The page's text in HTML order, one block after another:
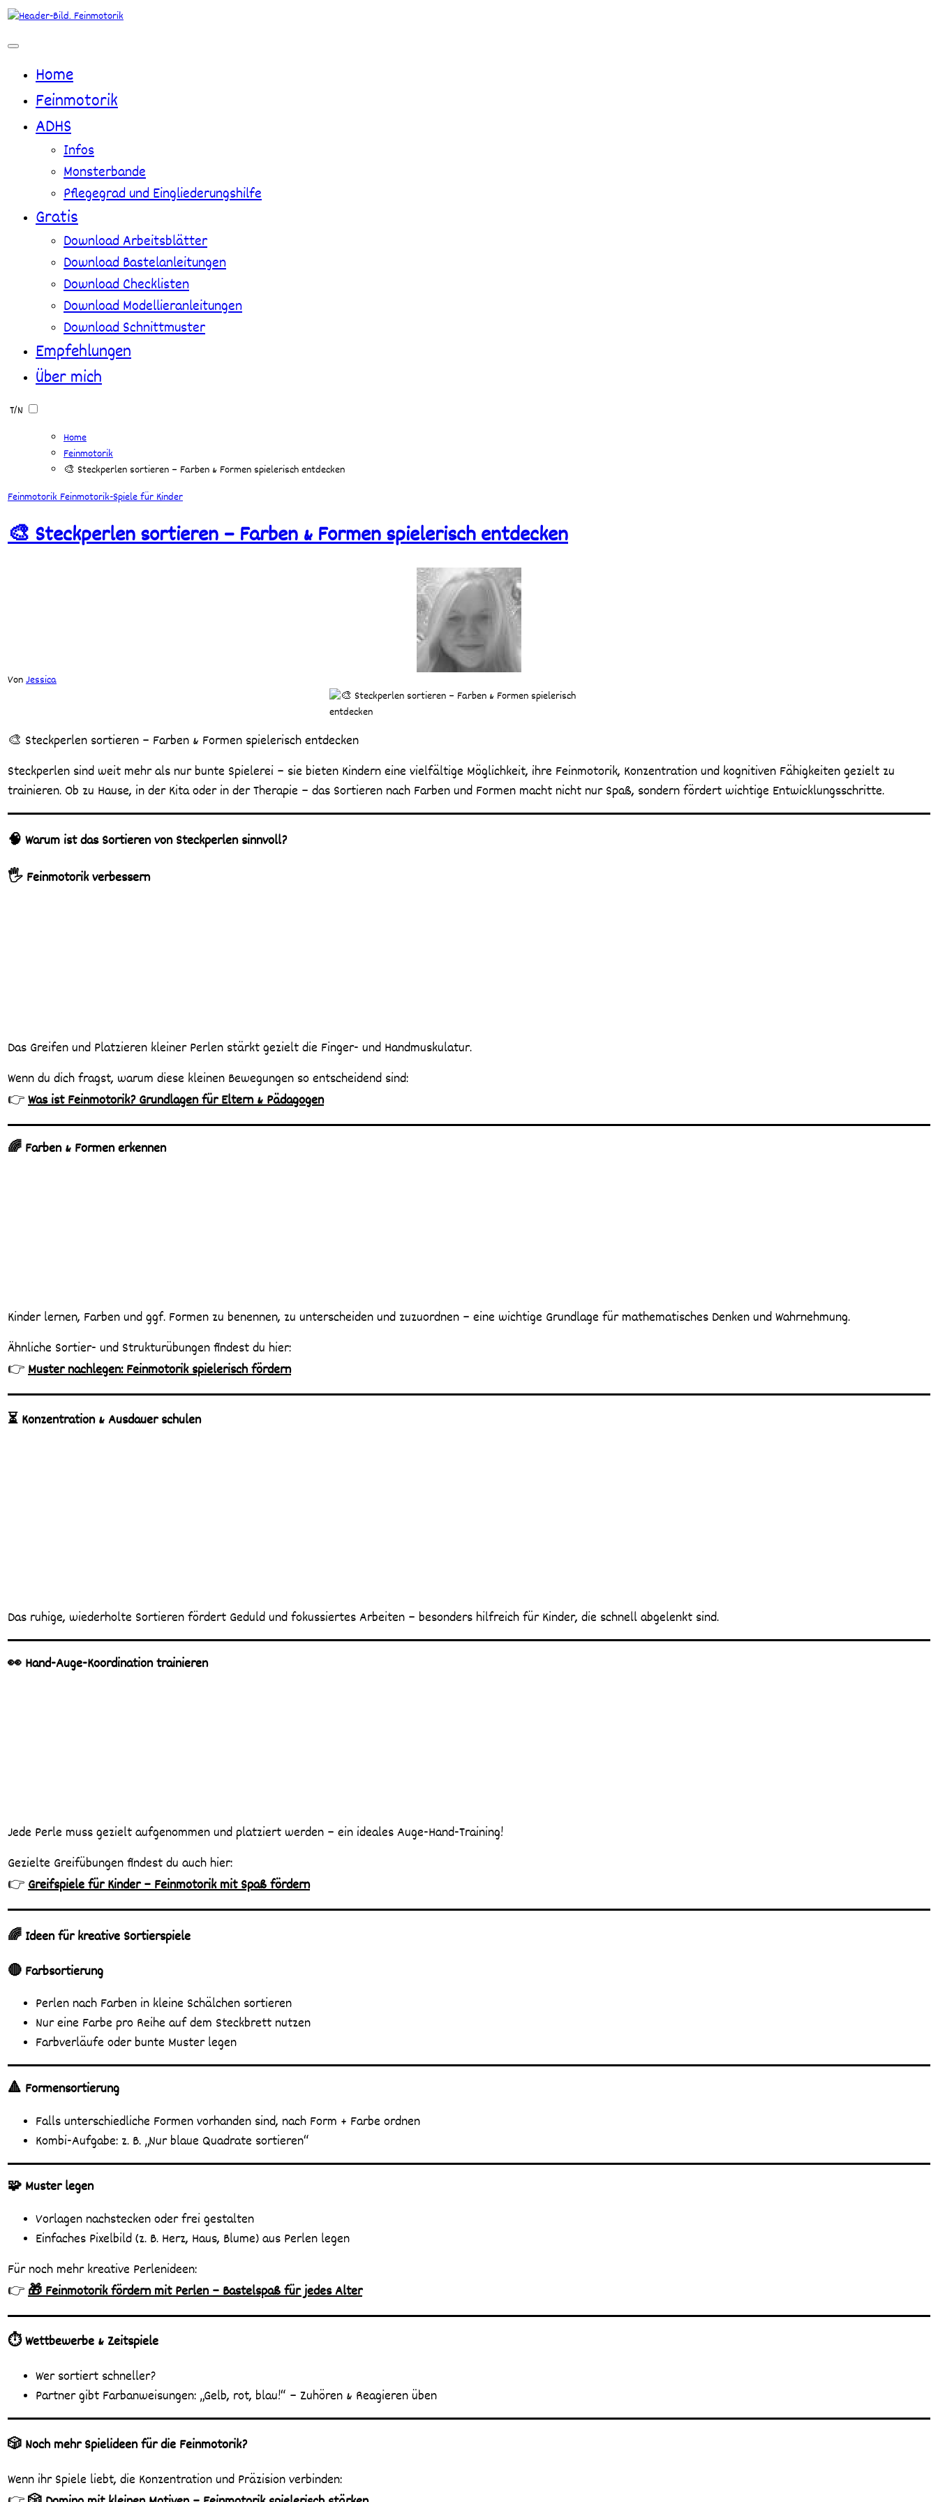
Zum
springen
Home
Feinmotorik
ADHS
Infos
Monsterbande
Pflegegrad und Eingliederungshilfe
Gratis
Download Arbeitsblätter
Download Bastelanleitungen
Download Checklisten
Download Modellieranleitungen
Download Schnittmuster
Empfehlungen
Über mich
T/N
Home
Feinmotorik
🎨 Steckperlen sortieren – Farben & Formen spielerisch entdecken
FeinmotorikFeinmotorik-Spiele für Kinder
🎨 Steckperlen sortieren – Farben & Formen spielerisch entdecken
VonJessica
🎨 Steckperlen sortieren – Farben & Formen spielerisch entdecken
Steckperlen sind weit mehr als nur bunte Spielerei – sie bieten Kindern eine vielfältige Möglichkeit, ihre Feinmotorik, Konzentration und kognitiven Fähigkeiten gezielt zu
trainieren. Ob zu Hause, in der Kita oder in der Therapie – das Sortieren nach Farben und Formen macht nicht nur Spaß, sondern fördert wichtige Entwicklungsschritte.
🧠 Warum ist das Sortieren von Steckperlen sinnvoll?
🖐️ Feinmotorik verbessern
Das Greifen und Platzieren kleiner Perlen stärkt gezielt die Finger- und Handmuskulatur.
Wenn du dich fragst, warum diese kleinen Bewegungen so entscheidend sind:
👉Was ist Feinmotorik? Grundlagen für Eltern & Pädagogen
🌈 Farben & Formen erkennen
Kinder lernen, Farben und ggf. Formen zu benennen, zu unterscheiden und zuzuordnen – eine wichtige Grundlage für mathematisches Denken und Wahrnehmung.
Ähnliche Sortier- und Strukturübungen findest du hier:
👉Muster nachlegen: Feinmotorik spielerisch fördern
⏳ Konzentration & Ausdauer schulen
Das ruhige, wiederholte Sortieren fördert Geduld und fokussiertes Arbeiten – besonders hilfreich für Kinder, die schnell abgelenkt sind.
👀 Hand-Auge-Koordination trainieren
Jede Perle muss gezielt aufgenommen und platziert werden – ein ideales Auge-Hand-Training!
Gezielte Greifübungen findest du auch hier:
👉Greifspiele für Kinder – Feinmotorik mit Spaß fördern
🌈 Ideen für kreative Sortierspiele
🔴 Farbsortierung
Perlen nach Farben in kleine Schälchen sortieren
Nur eine Farbe pro Reihe auf dem Steckbrett nutzen
Farbverläufe oder bunte Muster legen
🔺 Formensortierung
Falls unterschiedliche Formen vorhanden sind, nach Form + Farbe ordnen
Kombi-Aufgabe: z. B. „Nur blaue Quadrate sortieren“
🧩 Muster legen
Vorlagen nachstecken oder frei gestalten
Einfaches Pixelbild (z. B. Herz, Haus, Blume) aus Perlen legen
Für noch mehr kreative Perlenideen:
👉🎁 Feinmotorik fördern mit Perlen – Bastelspaß für jedes Alter
⏱️ Wettbewerbe & Zeitspiele
Wer sortiert schneller?
Partner gibt Farbanweisungen: „Gelb, rot, blau!“ – Zuhören & Reagieren üben
🎲 Noch mehr Spielideen für die Feinmotorik?
Wenn ihr Spiele liebt, die Konzentration und Präzision verbinden: